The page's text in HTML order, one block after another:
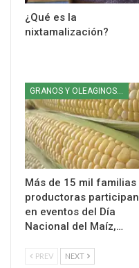
¿Qué es la
nixtamalización?
GRANOS Y OLEAGINOSAS
Más de 15 mil familias
productoras participan
en eventos del Día
Nacional del Maíz,…
PREV NEXT